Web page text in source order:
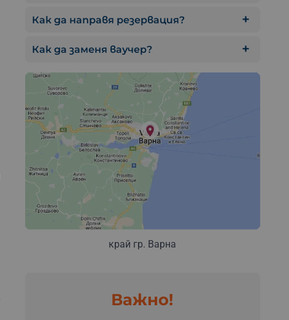
Как да направя резервация?
Как да заменя ваучер?
край гр. Варна
Важно!